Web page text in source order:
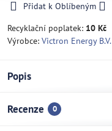
Přidat k Oblíbeným
Recyklační poplatek: 10 Kč
Výrobce: Victron Energy B.V.
Popis
Recenze 0